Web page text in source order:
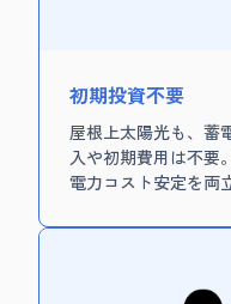
初期投資不要
屋根上太陽光も、蓄
入や初期費用は不要
電力コスト安定を両